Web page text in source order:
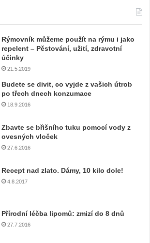
Rýmovník můžeme použít na rýmu i jako
repelent – Pěstování, užití, zdravotní
účinky
21.5.2019
Budete se divit, co vyjde z vašich útrob
po třech dnech konzumace
18.9.2016
Zbavte se břišního tuku pomocí vody z
ovesných vloček
27.6.2016
Recept nad zlato. Dámy, 10 kilo dole!
4.8.2017
Přírodní léčba lipomů: zmizí do 8 dnů
27.7.2016